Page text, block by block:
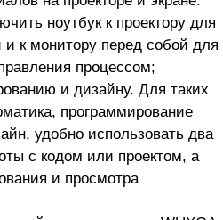
ноутбук к проектору для
к монитору перед собой для
процессом;
и дизайну. Для таких
программирование
удобно использовать два
с кодом или проектом, а
и просмотра